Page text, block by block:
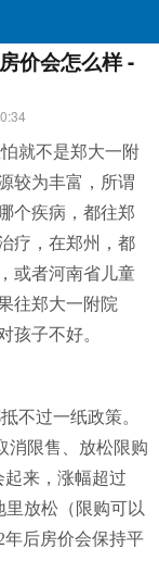
价会怎么样 -
就不是郑大一附
较为丰富，所谓
个疾病，都往郑
疗，在郑州，都
或者河南省儿童
往郑大一附院
孩子不好。
不过一纸政策。
消限售、放松限购
来，涨幅超过
里放松（限购可以
后房价会保持平